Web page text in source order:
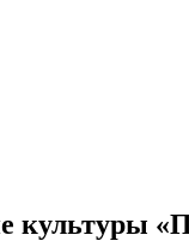
культуры